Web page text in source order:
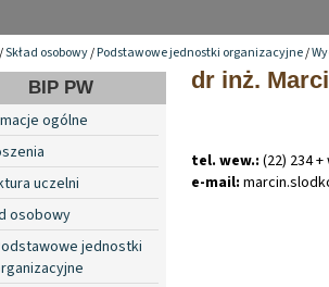
/Skład osobowy/Podstawowe jednostki organizacyjne/
BIP PW
ogólne
uczelni
osobowy
jednostki
dr inż.
tel. wew.: (22) 234
e-mail: marcin.